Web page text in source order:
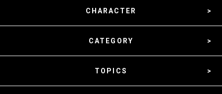
CHARACTER
CATEGORY
TOPICS